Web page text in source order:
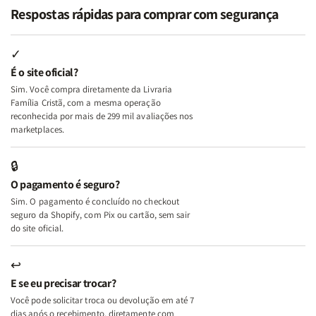
Minhas
Lutas
e
Deus
+
A
Mulher
Lar
Eu,
Minhas
Lutas
+
A
Lar
Mulher
Segundo
Mulher
Segundo
Respostas rápidas para comprar com segurança
✓
É o site oficial?
Sim. Você compra diretamente da Livraria
Família Cristã, com a mesma operação
reconhecida por mais de 299 mil avaliações nos
marketplaces.
🔒
O pagamento é seguro?
Sim. O pagamento é concluído no checkout
seguro da Shopify, com Pix ou cartão, sem sair
do site oficial.
↩
E se eu precisar trocar?
Você pode solicitar troca ou devolução em até 7
dias após o recebimento, diretamente com